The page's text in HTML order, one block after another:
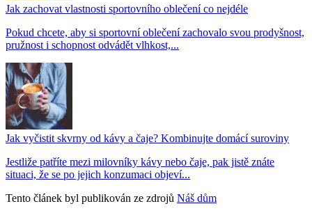
Jak zachovat vlastnosti sportovního oblečení co nejdéle
Pokud chcete, aby si sportovní oblečení zachovalo svou prodyšnost,
pružnost i schopnost odvádět vlhkost,...
Jak vyčistit skvrny od kávy a čaje? Kombinujte domácí suroviny
Jestliže patříte mezi milovníky kávy nebo čaje, pak jistě znáte
situaci, že se po jejich konzumaci objeví...
Tento článek byl publikován ze zdrojů Náš dům